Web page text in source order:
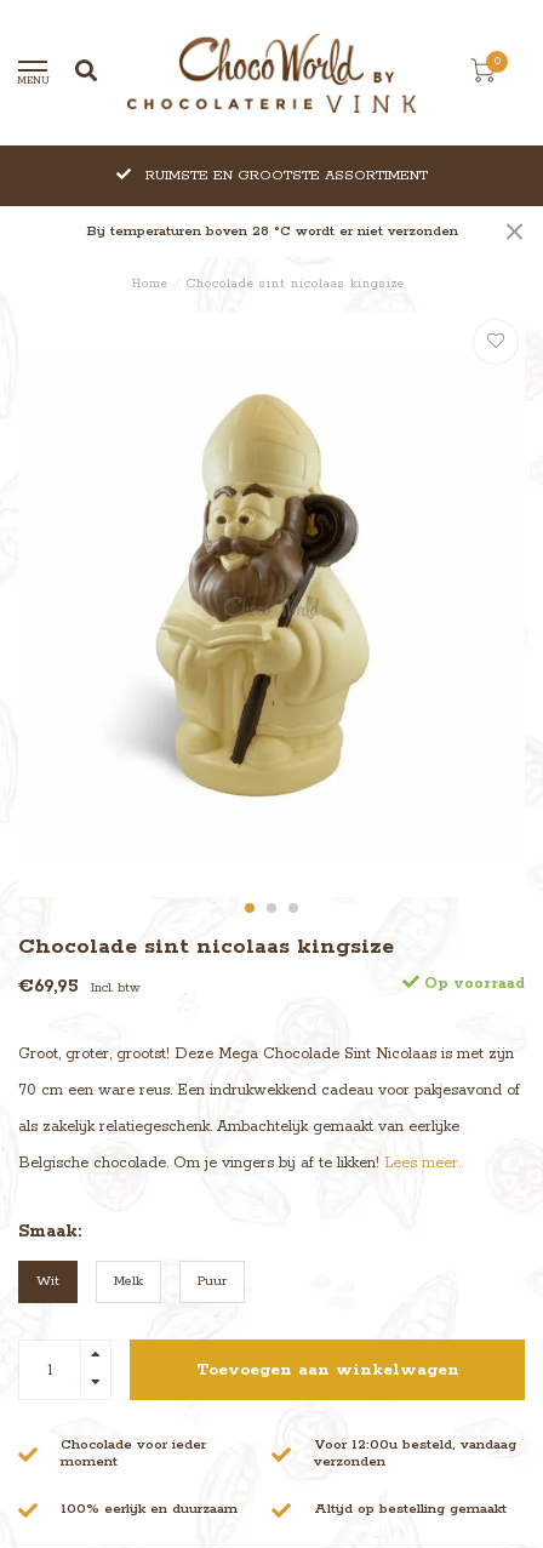
MENU
0
RUIMSTE EN GROOTSTE ASSORTIMENT
Bij temperaturen boven 28 °C wordt er niet verzonden
Home / Chocolade sint nicolaas kingsize
Chocolade sint nicolaas kingsize
€69,95 Incl. btw Op voorraad
Groot, groter, grootst! Deze Mega Chocolade Sint Nicolaas is met zijn
70 cm een ware reus. Een indrukwekkend cadeau voor pakjesavond of
als zakelijk relatiegeschenk. Ambachtelijk gemaakt van eerlijke
Belgische chocolade. Om je vingers bij af te likken! Lees meer..
Smaak:
Wit Melk Puur
Toevoegen aan winkelwagen
Chocolade voor ieder
moment
Voor 12:00u besteld, vandaag
verzonden
100% eerlijk en duurzaam Altijd op bestelling gemaakt